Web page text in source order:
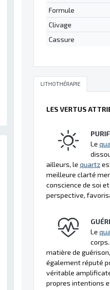
Formule
Clivage
Cassure
LITHOTHÉRAPIE
LES VERTUS
Le
ailleurs, le quartz
meilleure clarté
conscience de soi
perspective,
Le
matière de
également réputé
véritable
propres intentions